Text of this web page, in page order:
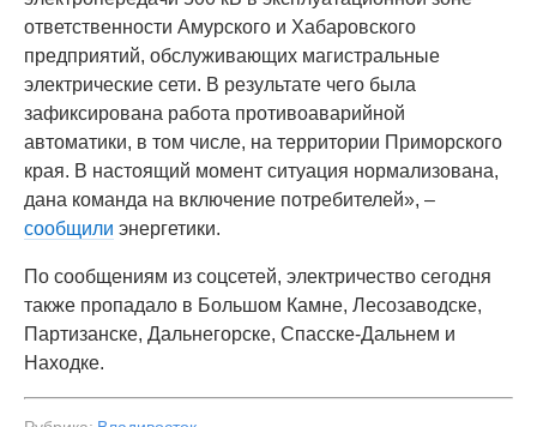
ответственности Амурского и Хабаровского
предприятий, обслуживающих магистральные
электрические сети. В результате чего была
зафиксирована работа противоаварийной
автоматики, в том числе, на территории Приморского
края. В настоящий момент ситуация нормализована,
дана команда на включение потребителей», –
сообщили энергетики.
По сообщениям из соцсетей, электричество сегодня
также пропадало в Большом Камне, Лесозаводске,
Партизанске, Дальнегорске, Спасске-Дальнем и
Находке.